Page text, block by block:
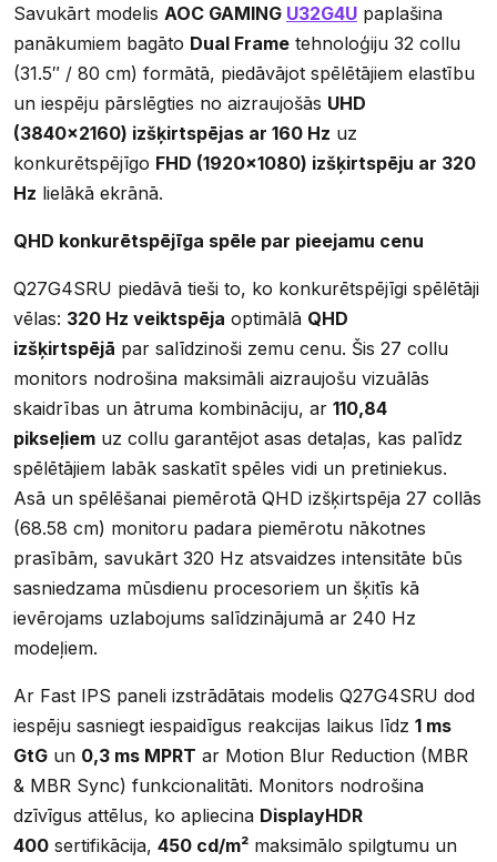
Savukārt modelis AOC GAMING U32G4U paplašina
panākumiem bagāto Dual Frame tehnoloģiju 32 collu
(31.5″ / 80 cm) formātā, piedāvājot spēlētājiem elastību
un iespēju pārslēgties no aizraujošās UHD
(3840×2160) izšķirtspējas ar 160 Hz uz
konkurētspējīgo FHD (1920×1080) izšķirtspēju ar 320
Hz lielākā ekrānā.
QHD konkurētspējīga spēle par pieejamu cenu
Q27G4SRU piedāvā tieši to, ko konkurētspējīgi spēlētāji
vēlas: 320 Hz veiktspēja optimālā QHD
izšķirtspējā par salīdzinoši zemu cenu. Šis 27 collu
monitors nodrošina maksimāli aizraujošu vizuālās
skaidrības un ātruma kombināciju, ar 110,84
pikseļiem uz collu garantējot asas detaļas, kas palīdz
spēlētājiem labāk saskatīt spēles vidi un pretiniekus.
Asā un spēlēšanai piemērotā QHD izšķirtspēja 27 collās
(68.58 cm) monitoru padara piemērotu nākotnes
prasībām, savukārt 320 Hz atsvaidzes intensitāte būs
sasniedzama mūsdienu procesoriem un šķitīs kā
ievērojams uzlabojums salīdzinājumā ar 240 Hz
modeļiem.
Ar Fast IPS paneli izstrādātais modelis Q27G4SRU dod
iespēju sasniegt iespaidīgus reakcijas laikus līdz 1 ms
GtG un 0,3 ms MPRT ar Motion Blur Reduction (MBR
& MBR Sync) funkcionalitāti. Monitors nodrošina
dzīvīgus attēlus, ko apliecina DisplayHDR
400 sertifikācija, 450 cd/m² maksimālo spilgtumu un